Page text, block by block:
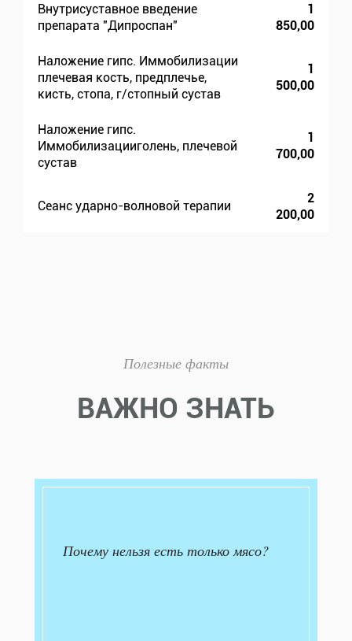
Внутрисуставное введение
препарата "Дипроспан"
1
850,00
Наложение гипс. Иммобилизации
плечевая кость, предплечье,
кисть, стопа, г/стопный сустав
1
500,00
Наложение гипс.
Иммобилизацииголень, плечевой
сустав
1
700,00
Сеанс ударно-волновой терапии
2
200,00
Полезные факты
ВАЖНО ЗНАТЬ
Почему нельзя есть только мясо?